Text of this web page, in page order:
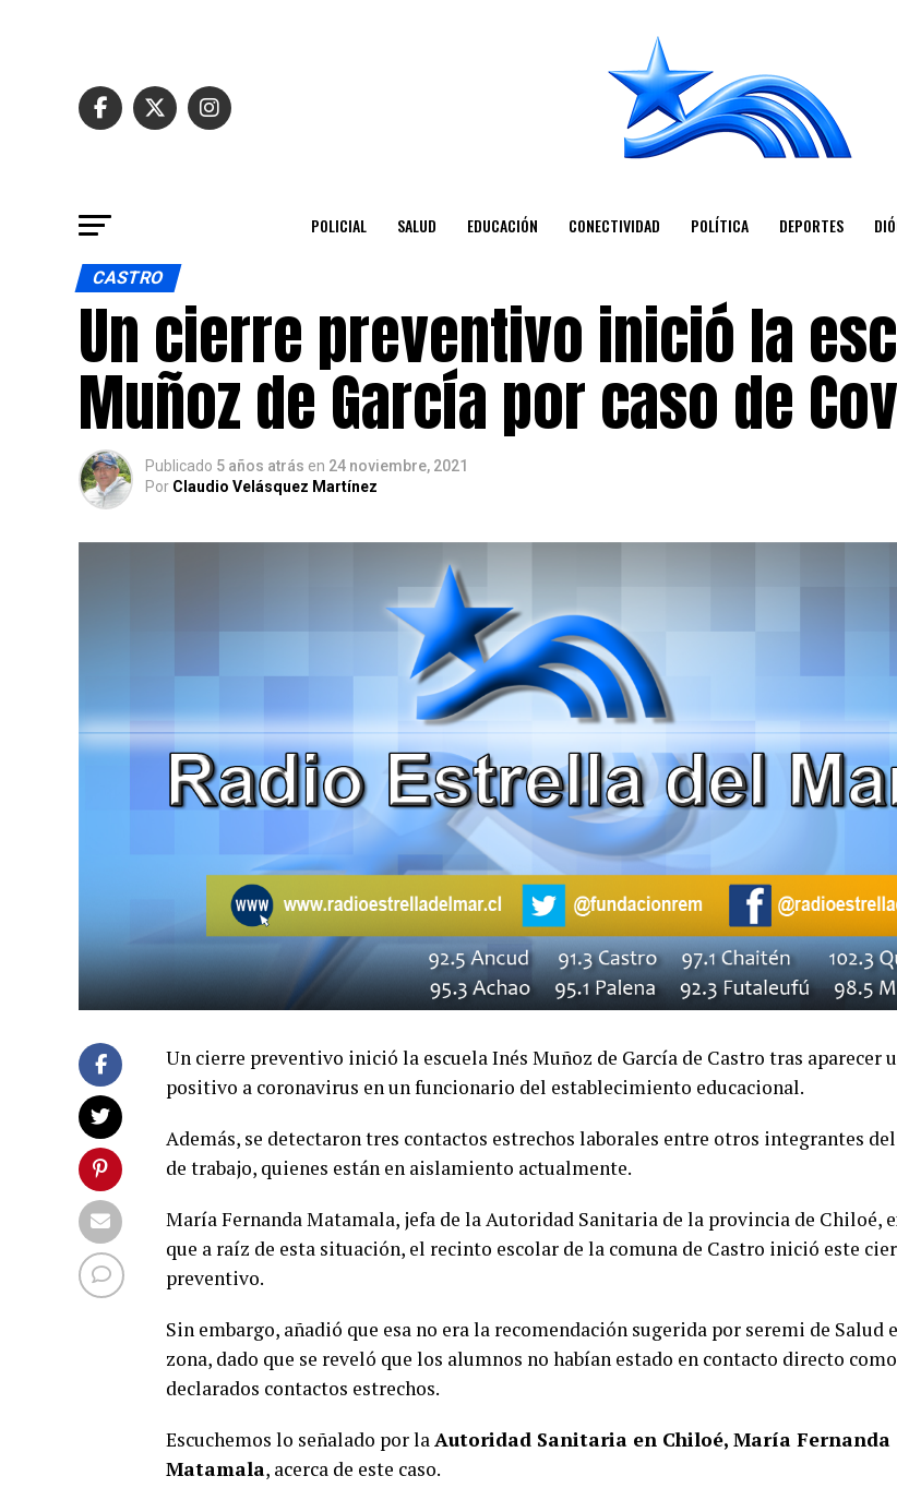
POLICIAL SALUD EDUCACIÓN CONECTIVIDAD POLÍTICA DEPORTES
CASTRO
Un cierre preventivo inició la
Muñoz de García por caso de
Publicado 5 años atrás en 24 noviembre, 2021
Por Claudio Velásquez Martínez
Un cierre preventivo inició la escuela Inés Muñoz de García de Castro tras aparecer
positivo a coronavirus en un funcionario del establecimiento educacional.
Además, se detectaron tres contactos estrechos laborales entre otros integrantes
de trabajo, quienes están en aislamiento actualmente.
María Fernanda Matamala, jefa de la Autoridad Sanitaria de la provincia de Chiloé,
que a raíz de esta situación, el recinto escolar de la comuna de Castro inició este
preventivo.
Sin embargo, añadió que esa no era la recomendación sugerida por seremi de Salud
zona, dado que se reveló que los alumnos no habían estado en contacto directo
declarados contactos estrechos.
Escuchemos lo señalado por laAutoridad Sanitaria en Chiloé, María Fernanda
Matamala, acerca de este caso.